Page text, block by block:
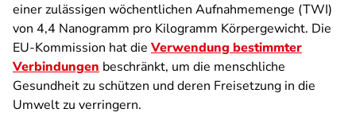
einer zulässigen wöchentlichen Aufnahmemenge (TWI)
von 4,4 Nanogramm pro Kilogramm Körpergewicht. Die
EU-Kommission hat die Verwendung bestimmter
Verbindungen beschränkt, um die menschliche
Gesundheit zu schützen und deren Freisetzung in die
Umwelt zu verringern.